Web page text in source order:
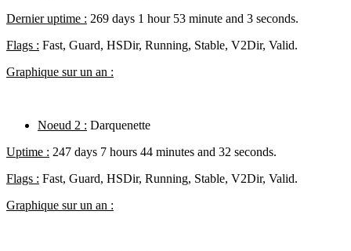
Dernier uptime : 269 days 1 hour 53 minute and 3 seconds.
Flags : Fast, Guard, HSDir, Running, Stable, V2Dir, Valid.
Graphique sur un an :
Noeud 2 : Darquenette
Uptime : 247 days 7 hours 44 minutes and 32 seconds.
Flags : Fast, Guard, HSDir, Running, Stable, V2Dir, Valid.
Graphique sur un an :